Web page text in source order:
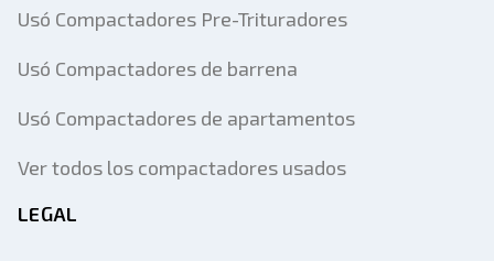
Usó Compactadores Pre-Trituradores
Usó Compactadores de barrena
Usó Compactadores de apartamentos
Ver todos los compactadores usados
LEGAL